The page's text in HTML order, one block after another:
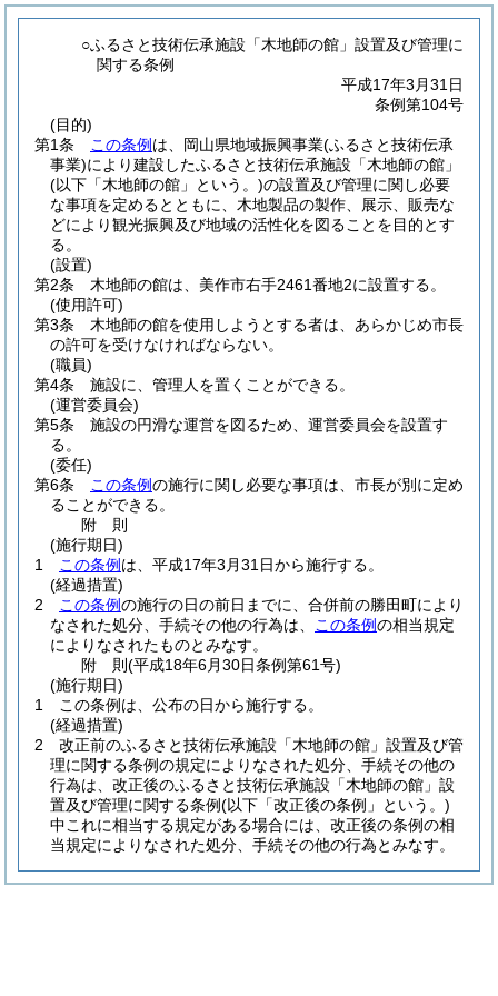
○ふるさと技術伝承施設「木地師の館」設置及び管理に
関する条例
平成17年3月31日
条例第104号
(目的)
第1条
この条例 は、岡山県地域振興事業(ふるさと技術伝承
事業)により建設したふるさと技術伝承施設「木地師の館」
(以下「木地師の館」という。)の設置及び管理に関し必要
な事項を定めるとともに、木地製品の製作、展示、販売な
どにより観光振興及び地域の活性化を図ることを目的とす
る。
(設置)
第2条
木地師の館は、美作市右手2461番地2に設置する。
(使用許可)
第3条
木地師の館を使用しようとする者は、あらかじめ市長
の許可を受けなければならない。
(職員)
第4条
施設に、管理人を置くことができる。
(運営委員会)
第5条
施設の円滑な運営を図るため、運営委員会を設置す
る。
(委任)
第6条
この条例の施行に関し必要な事項は、市長が別に定め
ることができる。
附 則
(施行期日)
1
この条例 は、平成17年3月31日から施行する。
(経過措置)
2
この条例の施行の日の前日までに、合併前の勝田町により
なされた処分、手続その他の行為は、
この条例の相当規定
によりなされたものとみなす。
附 則(平成18年6月30日条例第61号)
(施行期日)
1
この条例は、公布の日から施行する。
(経過措置)
2
改正前のふるさと技術伝承施設「木地師の館」設置及び管
理に関する条例の規定によりなされた処分、手続その他の
行為は、改正後のふるさと技術伝承施設「木地師の館」設
置及び管理に関する条例(以下「改正後の条例」という。)
中これに相当する規定がある場合には、改正後の条例の相
当規定によりなされた処分、手続その他の行為とみなす。